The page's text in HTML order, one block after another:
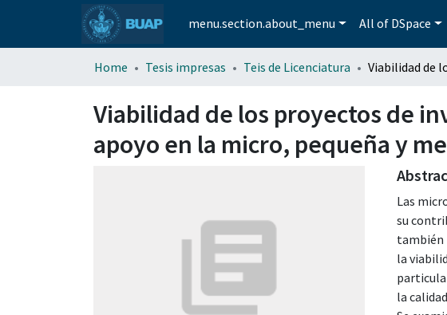
menu.section.about_menu All of DSpace
Home Tesis impresas Teis de Licenciatura
Viabilidad de los proyectos de
apoyo en la micro, pequeña y
Las
su
también
la
la